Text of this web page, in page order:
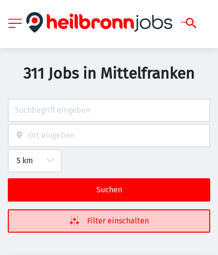
311 Jobs in Mittelfranken
Suchen
Filter einschalten